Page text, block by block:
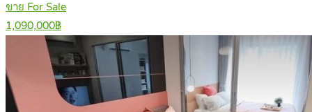
ขาย For Sale
1,090,000฿